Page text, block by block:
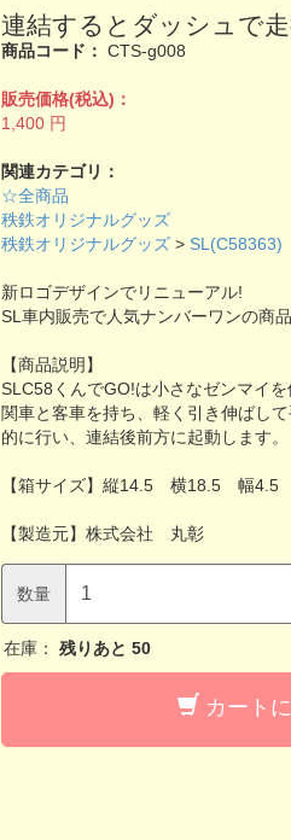
連結するとダッシュで
商品コード： CTS-g008
販売価格(税込)：
1,400 円
関連カテゴリ：
☆全商品
秩鉄オリジナルグッズ
秩鉄オリジナルグッズ > SL(C58363)
新ロゴデザインでリニューアル!
SL車内販売で人気ナンバーワンの商
【商品説明】
SLC58くんでGO!は小さなゼンマイ
関車と客車を持ち、軽く引き伸ばし
的に行い、連結後前方に起動します。
【箱サイズ】縦14.5 横18.5 幅4.5
【製造元】株式会社 丸彰
数量
在庫：残りあと 50
カート